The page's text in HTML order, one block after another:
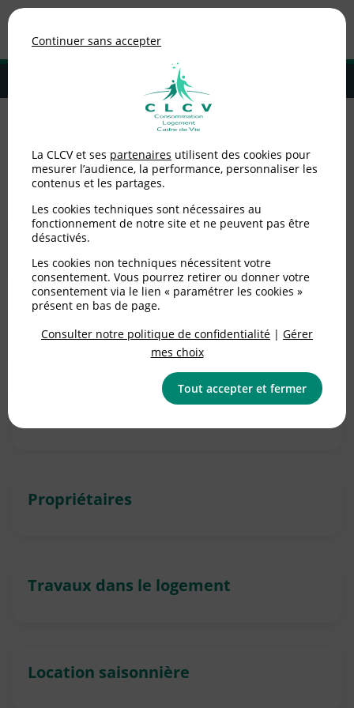
MENU
Adhérer à la CLCV
Logement
Locataires HLM
Locataires privé
Propriétaires
Travaux dans le logement
Location saisonnière
Continuer sans accepter
La CLCV et ses partenaires utilisent des cookies pour
mesurer l’audience, la performance, personnaliser les
contenus et les partages.
Les cookies techniques sont nécessaires au
fonctionnement de notre site et ne peuvent pas être
désactivés.
Les cookies non techniques nécessitent votre
consentement. Vous pourrez retirer ou donner votre
consentement via le lien « paramétrer les cookies »
présent en bas de page.
Consulter notre politique de confidentialité | Gérer
mes choix
Tout accepter et fermer